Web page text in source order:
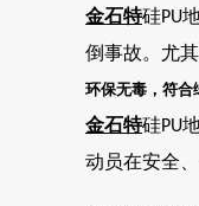
金石特硅PU
倒事故。尤
环保无毒，符合
金石特硅PU
动员在安全